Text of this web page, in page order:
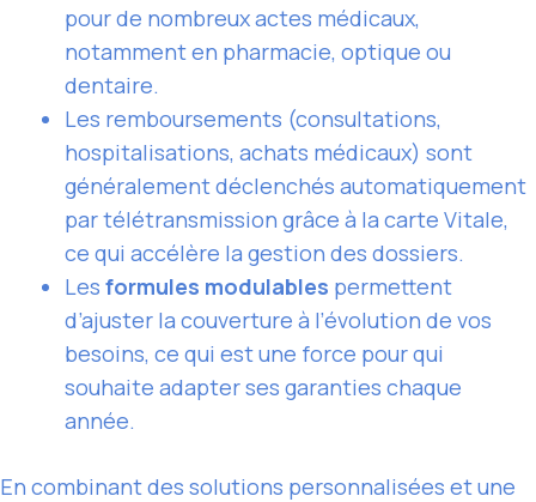
pour de nombreux actes médicaux,
notamment en pharmacie, optique ou
dentaire.
Les remboursements (consultations,
hospitalisations, achats médicaux) sont
généralement déclenchés automatiquement
par télétransmission grâce à la carte Vitale,
ce qui accélère la gestion des dossiers.
Les formules modulables permettent
d’ajuster la couverture à l’évolution de vos
besoins, ce qui est une force pour qui
souhaite adapter ses garanties chaque
année.
En combinant des solutions personnalisées et une